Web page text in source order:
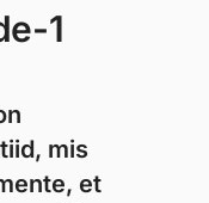
1
mis
et